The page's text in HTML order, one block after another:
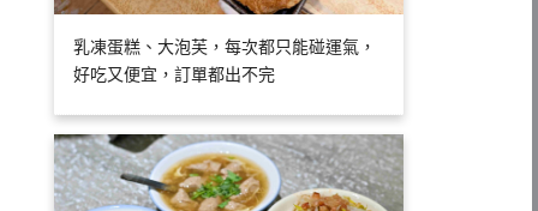
乳凍蛋糕、大泡芙，每次都只能碰運氣，
好吃又便宜，訂單都出不完